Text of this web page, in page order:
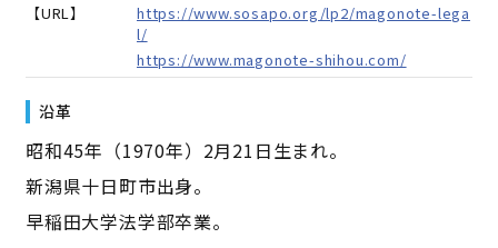
【URL】
https://www.sosapo.org/lp2/magonote-lega
l/
https://www.magonote-shihou.com/
沿革
昭和45年（1970年）2月21日生まれ。
新潟県十日町市出身。
早稲田大学法学部卒業。